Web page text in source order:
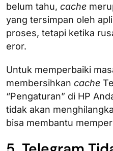
belum tahu, cache
yang tersimpan oleh
proses, tetapi ketika
eror.
Untuk memperbaiki
membersihkan cache
“Pengaturan” di HP
tidak akan
bisa membantu